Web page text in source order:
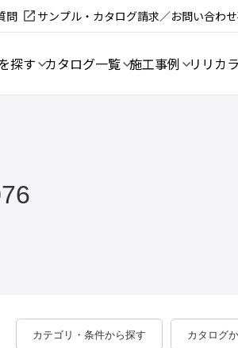
問 サンプル・カタログ請求／お問い合わせ
探す カタログ一覧 施工事例 リリカ
カテゴリ・条件から探す カタログ